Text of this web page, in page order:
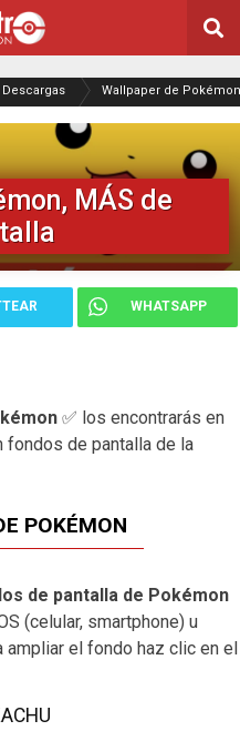
Descargas Wallpaper de
MÁS de
WHATSAPP
✅ los encontrarás en
de pantalla de la
POKÉMON
de pantalla de Pokémon
(celular, smartphone) u
el fondo haz clic en el